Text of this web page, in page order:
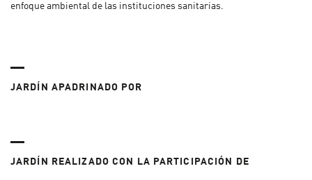
enfoque ambiental de las instituciones sanitarias.
JARDÍN APADRINADO POR
JARDÍN REALIZADO CON LA PARTICIPACIÓN DE